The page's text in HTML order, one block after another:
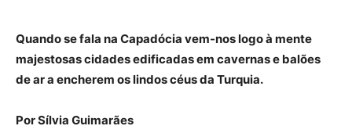
Quando se fala na Capadócia vem-nos logo à mente
majestosas cidades edificadas em cavernas e balões
de ar a encherem os lindos céus da Turquia.
Por Sílvia Guimarães